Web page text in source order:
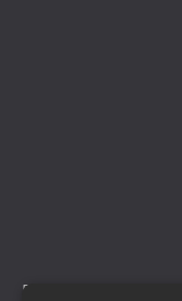
Discoteche